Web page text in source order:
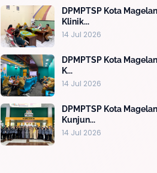
DPMPTSP Kota
Klinik...
14 Jul 2026
DPMPTSP Kota
K...
14 Jul 2026
DPMPTSP Kota
Kunjun...
14 Jul 2026